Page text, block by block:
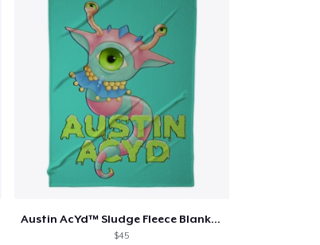
Austin AcYd™ Sludge Fleece Blanket
$45